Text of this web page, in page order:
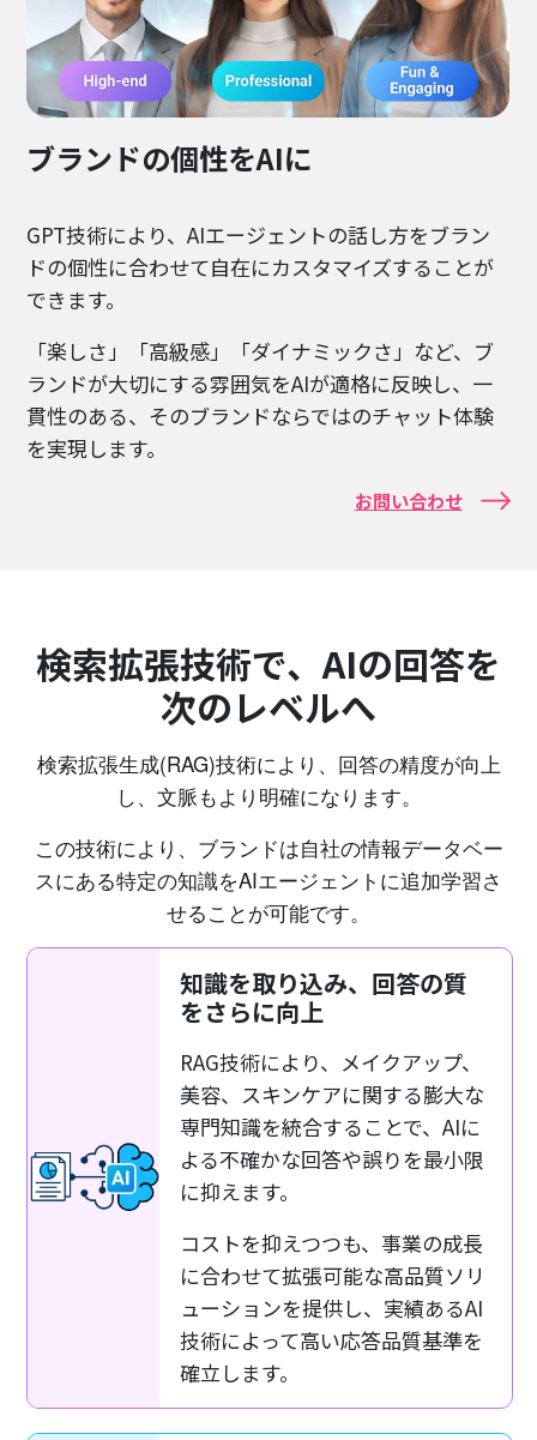
ブランドの個性をAIに
GPT技術により、AIエージェントの話し方をブラン
ドの個性に合わせて自在にカスタマイズすることが
できます。
「楽しさ」「高級感」「ダイナミックさ」など、ブ
ランドが大切にする雰囲気をAIが適格に反映し、一
貫性のある、そのブランドならではのチャット体験
を実現します。
お問い合わせ
検索拡張技術で、AIの回答を
次のレベルへ
検索拡張生成(RAG)技術により、回答の精度が向上
し、文脈もより明確になります。
この技術により、ブランドは自社の情報データベー
スにある特定の知識をAIエージェントに追加学習さ
せることが可能です。
知識を取り込み、回答の質
をさらに向上
RAG技術により、メイクアップ、
美容、スキンケアに関する膨大な
専門知識を統合することで、AIに
よる不確かな回答や誤りを最小限
に抑えます。
コストを抑えつつも、事業の成長
に合わせて拡張可能な高品質ソリ
ューションを提供し、実績あるAI
技術によって高い応答品質基準を
確立します。